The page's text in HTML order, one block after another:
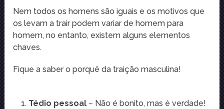
Nem todos os homens são iguais e os motivos que
os levam a trair podem variar de homem para
homem, no entanto, existem alguns elementos
chaves.
Fique a saber o porquê da traição masculina!
Tédio pessoal– Não é bonito, mas é verdade!